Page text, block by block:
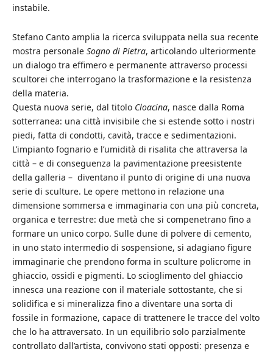
instabile.
Stefano Canto amplia la ricerca sviluppata nella sua recente
mostra personale Sogno di Pietra, articolando ulteriormente
un dialogo tra effimero e permanente attraverso processi
scultorei che interrogano la trasformazione e la resistenza
della materia.
Questa nuova serie, dal titolo Cloacina, nasce dalla Roma
sotterranea: una città invisibile che si estende sotto i nostri
piedi, fatta di condotti, cavità, tracce e sedimentazioni.
L’impianto fognario e l’umidità di risalita che attraversa la
città – e di conseguenza la pavimentazione preesistente
della galleria – diventano il punto di origine di una nuova
serie di sculture. Le opere mettono in relazione una
dimensione sommersa e immaginaria con una più concreta,
organica e terrestre: due metà che si compenetrano fino a
formare un unico corpo. Sulle dune di polvere di cemento,
in uno stato intermedio di sospensione, si adagiano figure
immaginarie che prendono forma in sculture policrome in
ghiaccio, ossidi e pigmenti. Lo scioglimento del ghiaccio
innesca una reazione con il materiale sottostante, che si
solidifica e si mineralizza fino a diventare una sorta di
fossile in formazione, capace di trattenere le tracce del volto
che lo ha attraversato. In un equilibrio solo parzialmente
controllato dall’artista, convivono stati opposti: presenza e